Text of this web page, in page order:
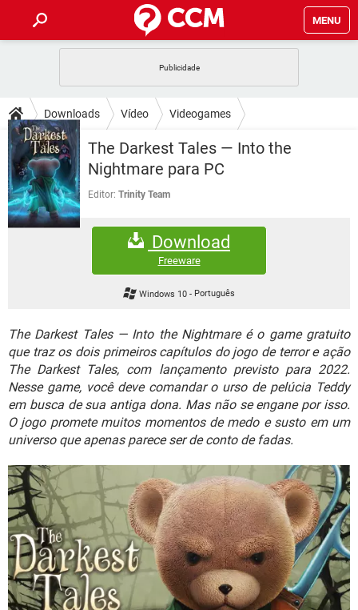
MENU
CELULAR FACEBOOK
OUTLOOK EXCEL
INSTAGRAM GMAIL
GUIA DE COMPRAS
DICAS
JOGOS WHATSAPP
CELULAR
OUTLOOK
INSTAGRAM
DOWNLOADS
JOGOS WHATSAPP
CELULAR
OUTLOOK EXCEL
GMAIL
FÓRUM
JOGOS
FACEBOOK
EXCEL
GMAIL
GLOSSÁRIO
WHATSAPP
INSTAGRAM GMAIL
GUIA DE COMPRAS
Downloads Vídeo Videogames
The Darkest Tales — Into the
Nightmare para PC
Editor: Trinity Team
Download
Freeware
Windows 10- Português
The Darkest Tales — Into the Nightmare é o game gratuito
que traz os dois primeiros capítulos do jogo de terror e ação
The Darkest Tales, com lançamento previsto para 2022.
Nesse game, você deve comandar o urso de pelúcia Teddy
em busca de sua antiga dona. Mas não se engane por isso.
O jogo promete muitos momentos de medo e susto em um
universo que apenas parece ser de conto de fadas.